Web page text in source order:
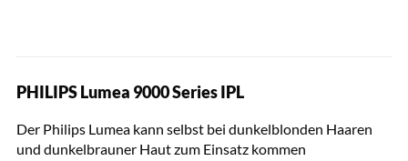
PHILIPS Lumea 9000 Series IPL
Der Philips Lumea kann selbst bei dunkelblonden Haaren
und dunkelbrauner Haut zum Einsatz kommen